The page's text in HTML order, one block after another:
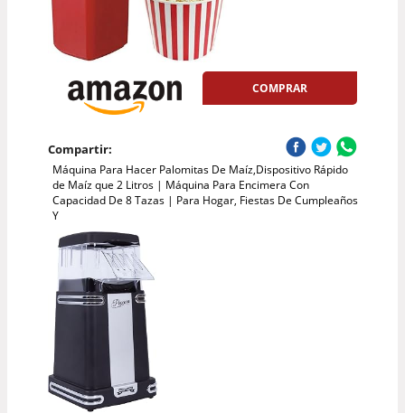
COMPRAR
Compartir:
Máquina Para Hacer Palomitas De Maíz,Dispositivo Rápido
de Maíz que 2 Litros | Máquina Para Encimera Con
Capacidad De 8 Tazas | Para Hogar, Fiestas De Cumpleaños
Y